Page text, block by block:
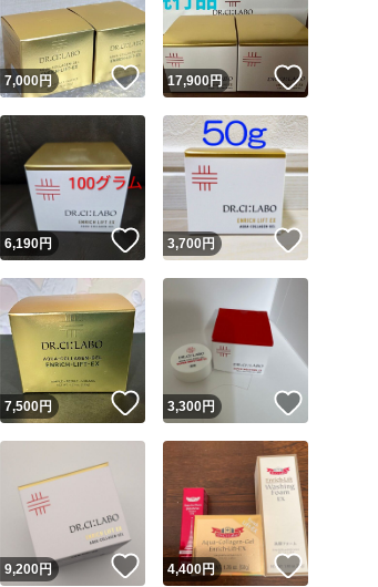
ね！
7,000円 いいね！
17,900円 いいね！
ね！
6,190円 いいね！
3,700円
ね！
7,500円 いいね！
3,300円
ね！
9,200円 いいね！
4,400円 いいね！